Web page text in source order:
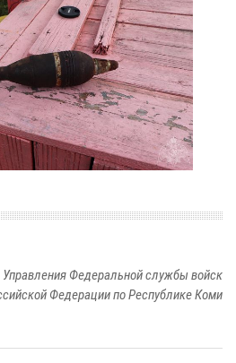
Федеральной службы войск
Федерации по Республике Коми